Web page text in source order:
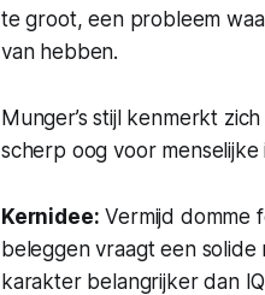
te groot, een probleem
van hebben.
Munger’s stijl kenmerkt
scherp oog voor menselijke
Kernidee: Vermijd domme
beleggen vraagt een
karakter belangrijker dan